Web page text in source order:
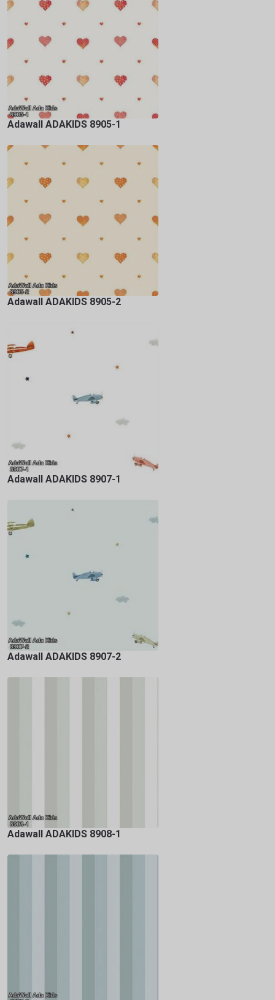
Adawall ADAKIDS 8905-1
Adawall ADAKIDS 8905-2
Adawall ADAKIDS 8907-1
Adawall ADAKIDS 8907-2
Adawall ADAKIDS 8908-1